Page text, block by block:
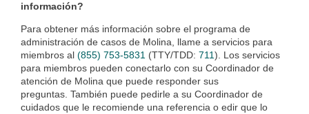
información?
Para obtener más información sobre el programa de
administración de casos de Molina, llame a servicios para
miembros al (855) 753-5831 (TTY/TDD: 711). Los servicios
para miembros pueden conectarlo con su Coordinador de
atención de Molina que puede responder sus
preguntas. También puede pedirle a su Coordinador de
cuidados que le recomiende una referencia o edir que lo